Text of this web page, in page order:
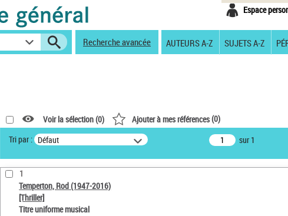
Espace
Recherche avancée AUTEURS A-Z SUJETS A-Z
Voir la sélection (0) Ajouter à mes références(0)
Tri par : Défaut sur 1
1
Temperton, Rod (1947-2016)
[Thriller]
Titre uniforme musical